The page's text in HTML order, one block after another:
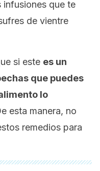
que te
de vientre
si este es un
que puedes
lo
esta manera, no
remedios para